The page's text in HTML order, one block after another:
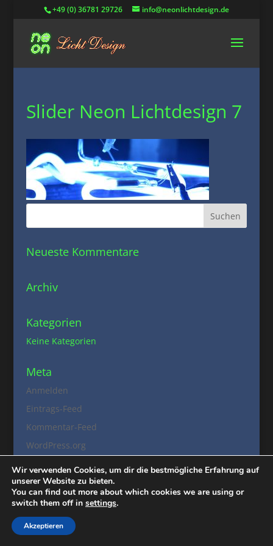
+49 (0) 36781 29726 info@neonlichtdesign.de
Slider Neon Lichtdesign 7
Neueste Kommentare
Archiv
Kategorien
Keine Kategorien
Meta
Anmelden
Eintrags-Feed
Kommentar-Feed
WordPress.org
Wir verwenden Cookies, um dir die bestmögliche Erfahrung auf
unserer Website zu bieten.
You can find out more about which cookies we are using or
switch them off in settings.
Akzeptieren